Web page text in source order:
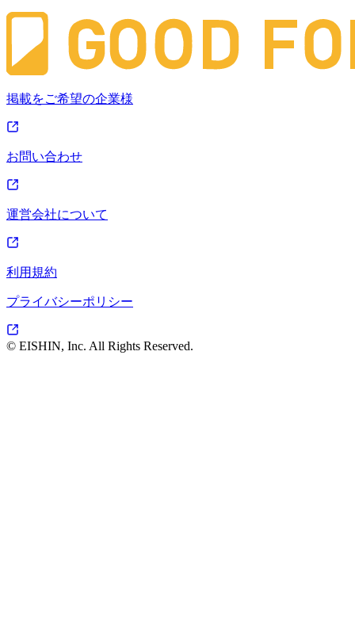
掲載をご希望の企業様
お問い合わせ
運営会社について
利用規約
プライバシーポリシー
© EISHIN, Inc. All Rights Reserved.